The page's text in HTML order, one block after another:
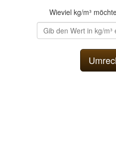
Wieviel kg/m³